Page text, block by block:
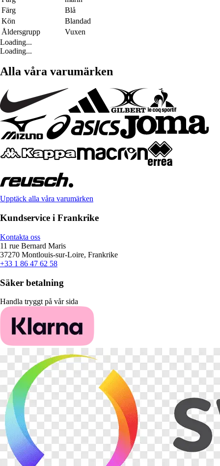
Färg
Blå
Kön
Blandad
Åldersgrupp
Vuxen
Loading...
Loading...
Alla våra varumärken
Upptäck alla våra varumärken
Kundservice i Frankrike
Kontakta oss
11 rue Bernard Maris
37270 Montlouis-sur-Loire, Frankrike
+33 1 86 47 62 58
Säker betalning
Handla tryggt på vår sida